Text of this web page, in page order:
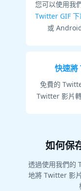
您可以使用我
Twitter GIF 下
或
快速
免費的
Twitter 影片
如何保
透過使用我們的
地將 Twitter 影